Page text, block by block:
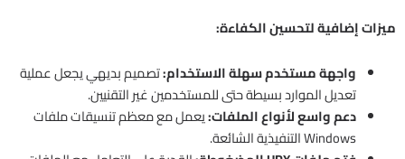
ميزات إضافية لتحسين الكفاءة:
واجهة مستخدم سهلة الاستخدام:تصميم بديهي يجعل عملية
تعديل الموارد بسيطة حتى للمستخدمين غير التقنيين.
دعم واسع لأنواع الملفات:يعمل مع معظم تنسيقات ملفات
Windows التنفيذية الشائعة.